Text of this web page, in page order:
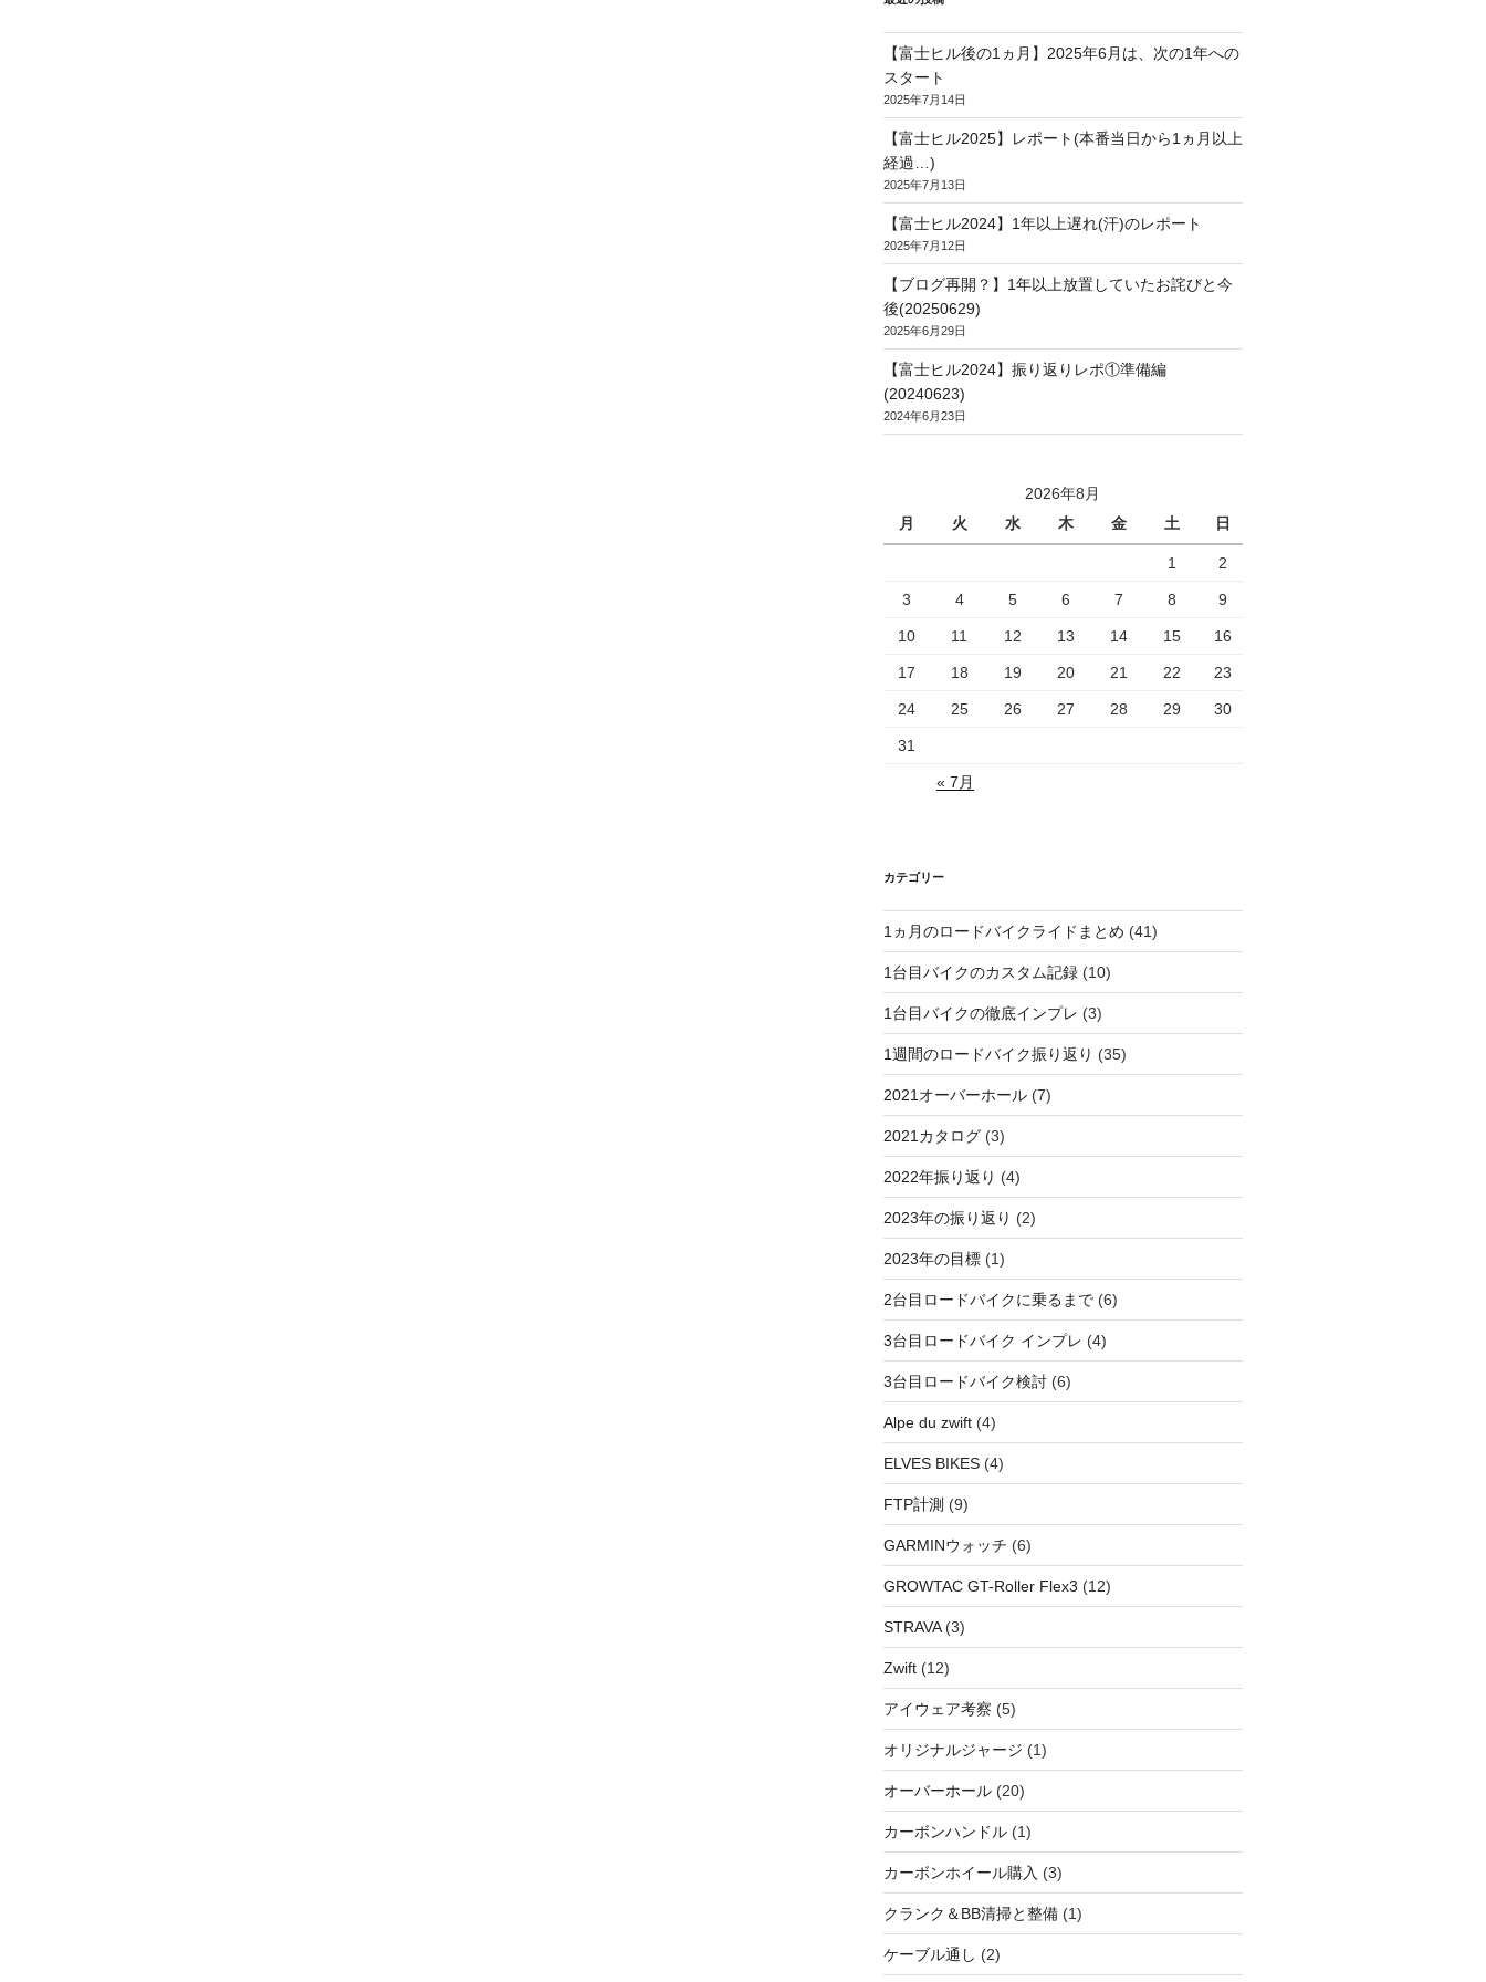
【富士ヒル後の1ヵ月】2025年6月は、次の1年への
スタート
2025年7月14日
【富士ヒル2025】レポート(本番当日から1ヵ月以上
経過…)
2025年7月13日
【富士ヒル2024】1年以上遅れ(汗)のレポート
2025年7月12日
【ブログ再開？】1年以上放置していたお詫びと今
後(20250629)
2025年6月29日
【富士ヒル2024】振り返りレポ①準備編
(20240623)
2024年6月23日
2026年8月
月
火 水 木 金 土 日
1 2
3 4 5 6 7 8 9
10 11 12 13 14 15 16
17 18 19 20 21 22 23
24 25 26 27 28 29 30
31
« 7月
カテゴリー
1ヵ月のロードバイクライドまとめ (41)
1台目バイクのカスタム記録(10)
1台目バイクの徹底インプレ (3)
1週間のロードバイク振り返り (35)
2021オーバーホール(7)
2021カタログ(3)
2022年振り返り (4)
2023年の振り返り (2)
2023年の目標(1)
2台目ロードバイクに乗るまで(6)
3台目ロードバイク インプレ (4)
3台目ロードバイク検討(6)
Alpe du zwift(4)
ELVES BIKES(4)
FTP計測 (9)
GARMINウォッチ (6)
GROWTAC GT-Roller Flex3 (12)
STRAVA(3)
Zwift(12)
アイウェア考察 (5)
オリジナルジャージ (1)
オーバーホール(20)
カーボンハンドル(1)
カーボンホイール購入 (3)
クランク＆BB清掃と整備(1)
ケーブル通し (2)